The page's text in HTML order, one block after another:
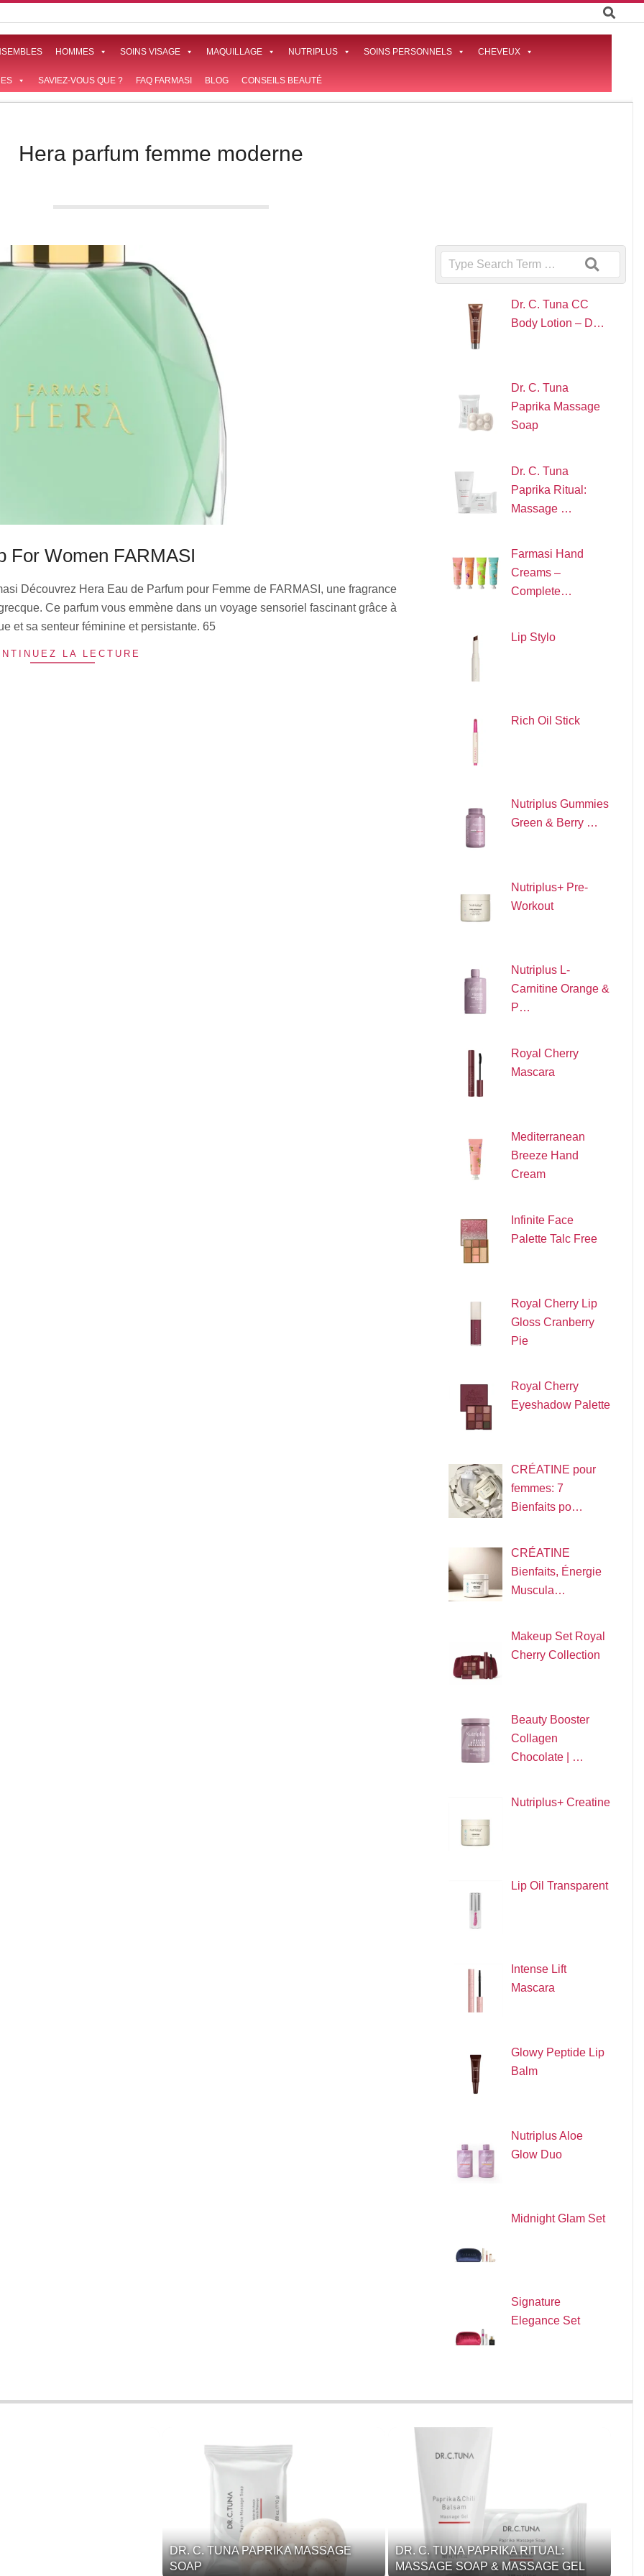
HOMMES SOINS VISAGE MAQUILLAGE NUTRIPLUS SOINS PERSONNELS CHEVEUX
SAVIEZ-VOUS QUE ? FAQ FARMASI BLOG CONSEILS BEAUTÉ
Hera parfum femme moderne
For Women FARMASI
Découvrez Hera Eau de Parfum pour Femme de FARMASI, une fragrance
Ce parfum vous emmène dans un voyage sensoriel fascinant grâce à
et sa senteur féminine et persistante. 65
LA LECTURE
Search
Dr. C. Tuna CC
Body Lotion – D…
Dr. C. Tuna
Paprika Massage
Soap
Dr. C. Tuna
Paprika Ritual:
Massage …
Farmasi Hand
Creams –
Complete…
Lip Stylo
Rich Oil Stick
Nutriplus Gummies
Green & Berry …
Nutriplus+ Pre-
Workout
Nutriplus L-
Carnitine Orange &
P…
Royal Cherry
Mascara
Mediterranean
Breeze Hand
Cream
Infinite Face
Palette Talc Free
Royal Cherry Lip
Gloss Cranberry
Pie
Royal Cherry
Eyeshadow Palette
CRÉATINE pour
femmes: 7
Bienfaits po…
CRÉATINE
Bienfaits, Énergie
Muscula…
Makeup Set Royal
Cherry Collection
Beauty Booster
Collagen
Chocolate | …
Nutriplus+ Creatine
Lip Oil Transparent
Intense Lift
Mascara
Glowy Peptide Lip
Balm
Nutriplus Aloe
Glow Duo
Midnight Glam Set
Signature
Elegance Set
DR. C. TUNA PAPRIKA MASSAGE
SOAP
DR. C. TUNA PAPRIKA RITUAL:
MASSAGE SOAP & MASSAGE GEL